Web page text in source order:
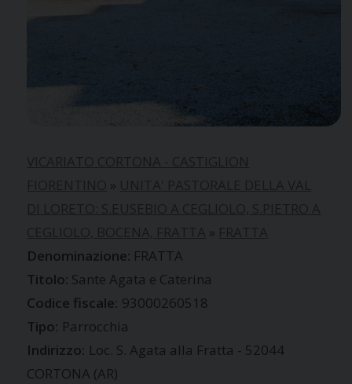
»
»
FRATTA
Sante Agata e Caterina
Codice fiscale: 93000260518
Tipo: Parrocchia
Indirizzo: Loc. S. Agata alla Fratta - 52044
CORTONA (AR)